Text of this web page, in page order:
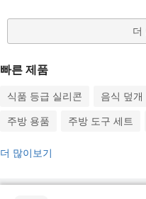
더
빠른 제품
식품 등급 실리콘 음식 덮개
주방 용품 주방 도구 세트
더 많이보기